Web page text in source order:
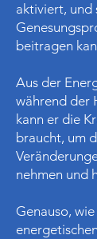
aktiviert, und
beitragen
Aus der
während der
kann er die
braucht, um
nehmen und
Genauso,